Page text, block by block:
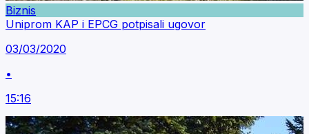
Biznis
Uniprom KAP i EPCG potpisali ugovor
03/03/2020
•
15:16